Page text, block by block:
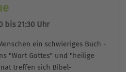
bis 21:30 Uhr
ein schwieriges Buch -
"Wort Gottes" und "heilige
treffen sich Bibel-